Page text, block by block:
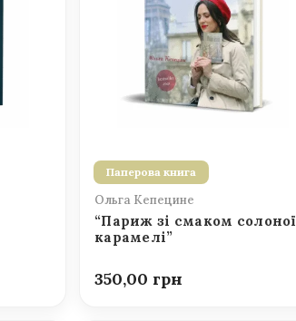
Паперова книга
Ольга Кепецине
“Париж зі смаком солоної
карамелі”
350,00